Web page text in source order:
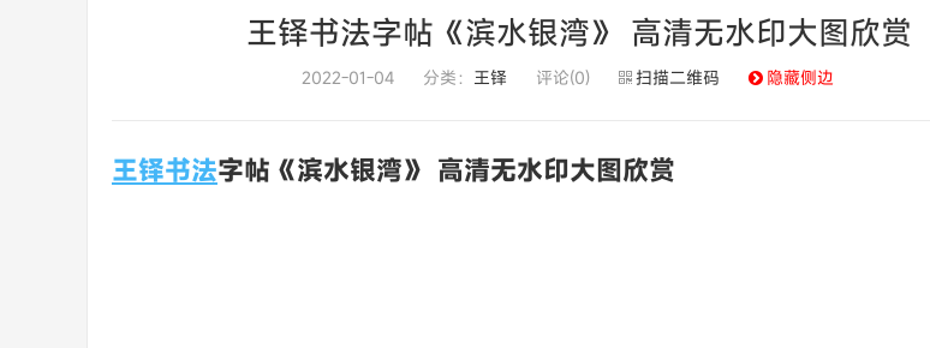
王铎书法字帖《滨水银湾》 高清无水印大图欣赏
2022-01-04 分类： 王铎 评论(0) 扫描二维码 隐藏侧边
王铎书法字帖《滨水银湾》 高清无水印大图欣赏